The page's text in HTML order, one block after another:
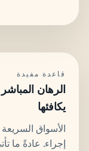
قاعدة مفيدة
الرهان
يكافئها
الأسواق
إجراء. عادةً ما